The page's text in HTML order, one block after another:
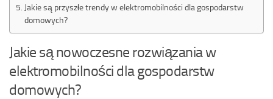
Jakie są przyszłe trendy w elektromobilności dla gospodarstw
domowych?
Jakie są nowoczesne rozwiązania w
elektromobilności dla gospodarstw
domowych?